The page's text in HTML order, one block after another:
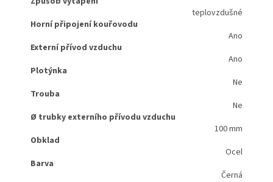
teplovzdušné
Horní připojení kouřovodu
Ano
Externí přívod vzduchu
Ano
Plotýnka
Ne
Trouba
Ne
Ø trubky externího přívodu vzduchu
100 mm
Obklad
Ocel
Barva
Černá